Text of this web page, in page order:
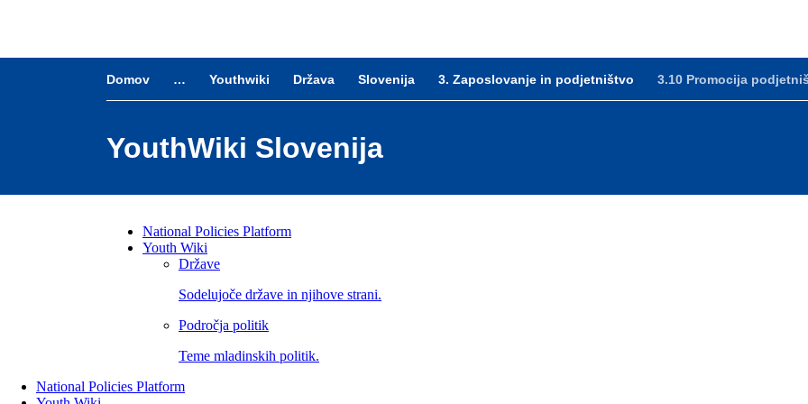
Domov … Youthwiki Država Slovenija 3. Zaposlovanje in podjetništvo 3.10 Promocija
YouthWiki Slovenija
NPP
Menu
National Policies Platform
Youth Wiki
Države
Sodelujoče države in njihove strani.
Področja politik
Teme mladinskih politik.
National Policies Platform